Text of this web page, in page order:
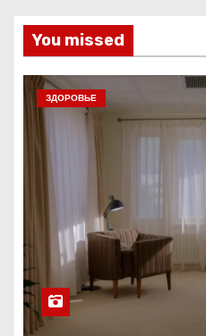
You missed
ЗДОРОВЬЕ